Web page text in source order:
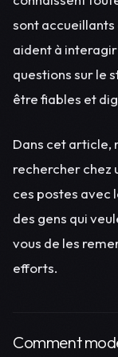
sont accueillants
aident à
questions sur le
être fiables et
Dans cet article,
rechercher chez
ces postes avec
des gens qui
vous de les
efforts.
Comment